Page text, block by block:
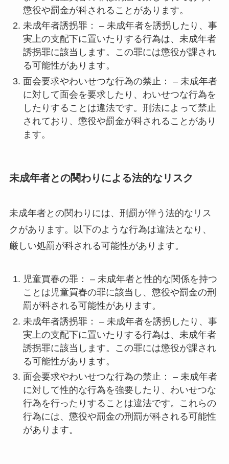
懲役や罰金が科されることがあります。
未成年者誘拐罪： – 未成年者を誘拐したり、事
実上の支配下に置いたりする行為は、未成年者
誘拐罪に該当します。この罪には懲役が課され
る可能性があります。
面会要求やわいせつな行為の禁止： – 未成年者
に対して面会を要求したり、わいせつな行為を
したりすることは違法です。刑法によって禁止
されており、懲役や罰金が科されることがあり
ます。
未成年者との関わりによる法的なリスク
未成年者との関わりには、刑罰が伴う法的なリス
クがあります。以下のような行為は違法となり、
厳しい処罰が科される可能性があります。
児童買春の罪： – 未成年者と性的な関係を持つ
ことは児童買春の罪に該当し、懲役や罰金の刑
罰が科される可能性があります。
未成年者誘拐罪： – 未成年者を誘拐したり、事
実上の支配下に置いたりする行為は、未成年者
誘拐罪に該当します。この罪には懲役が課され
る可能性があります。
面会要求やわいせつな行為の禁止： – 未成年者
に対して性的な行為を強要したり、わいせつな
行為を行ったりすることは違法です。これらの
行為には、懲役や罰金の刑罰が科される可能性
があります。